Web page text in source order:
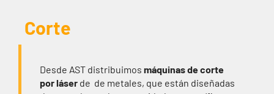
Corte
Desde AST distribuimos máquinas de corte
por láser de de metales, que están diseñadas